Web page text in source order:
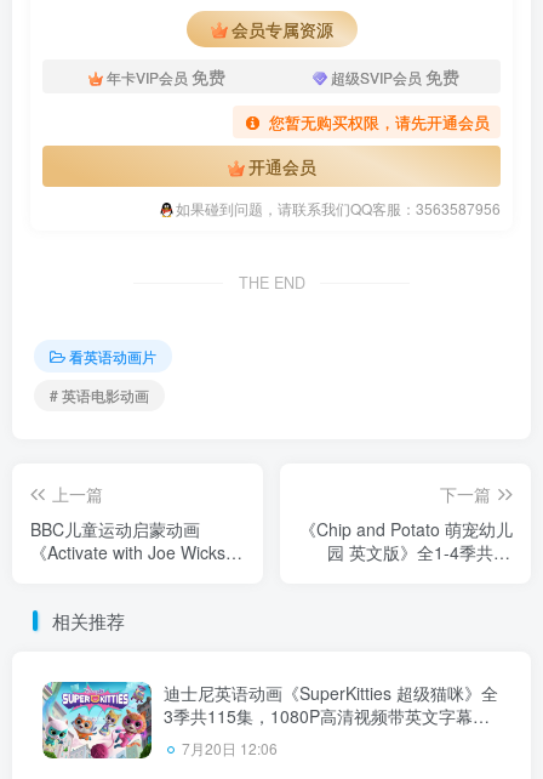
会员专属资源
年卡VIP会员 免费 超级SVIP会员 免费
您暂无购买权限，请先开通会员
开通会员
如果碰到问题，请联系我们QQ客服：3563587956
THE END
看英语动画片
# 英语电影动画
上一篇
BBC儿童运动启蒙动画
《Activate with Joe Wicks》
载！
下一篇
《Chip and Potato 萌宠幼儿
园 英文版》全1-4季共62
相关推荐
迪士尼英语动画《SuperKitties 超级猫咪》全
3季共115集，1080P高清视频带英文字幕，
百度云网盘下载！
7月20日 12:06